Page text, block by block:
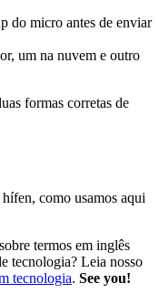
do micro antes de enviar
um na nuvem e outro
formas corretas de
como usamos aqui
termos em inglês
tecnologia? Leia nosso
tecnologia. See you!